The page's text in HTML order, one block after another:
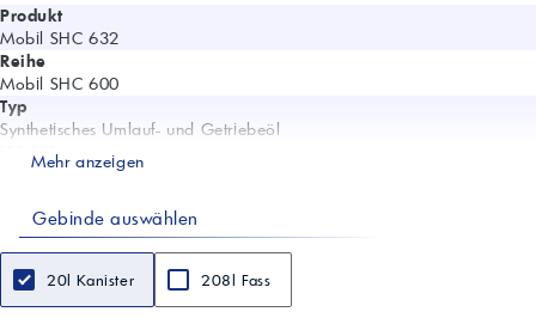
Produkt
Mobil SHC 632
Reihe
Mobil SHC 600
Typ
Synthetisches Umlauf- und Getriebeöl
ISO VG
320 cSt
Viskosität 100 °C (ASTM D445)
38,5 cSt
Viskositätsindex (ASTM D2270)
172
Mehr anzeigen
Gebinde auswählen
20l Kanister 208l Fass